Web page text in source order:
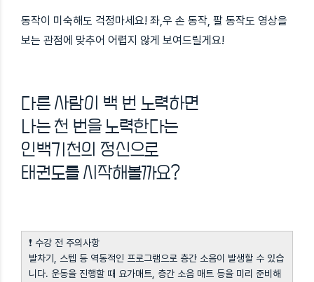
동작이 미숙해도 걱정마세요! 좌,우 손 동작, 팔 동작도 영상을
보는 관점에 맞추어 어렵지 않게 보여드릴게요!
다른 사람이 백 번 노력하면
나는 천 번을 노력한다는
인백기천의 정신으로
태권도를 시작해볼까요?
❗ 수강 전 주의사항
발차기, 스텝 등 역동적인 프로그램으로 층간 소음이 발생할 수 있습
니다. 운동을 진행할 때 요가매트, 층간 소음 매트 등을 미리 준비해